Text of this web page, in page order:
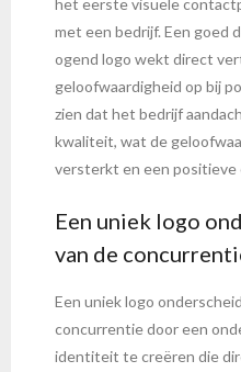
met een bedrijf. Een goed
ogend logo wekt direct
geloofwaardigheid op bij
zien dat het bedrijf
kwaliteit, wat de
versterkt en een
Een uniek logo
van de
Een uniek logo
concurrentie door een
identiteit te creëren die